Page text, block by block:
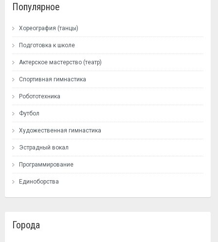
Популярное
Хореография (танцы)
Подготовка к школе
Актерское мастерство (театр)
Спортивная гимнастика
Робототехника
Футбол
Художественная гимнастика
Эстрадный вокал
Программирование
Единоборства
Города